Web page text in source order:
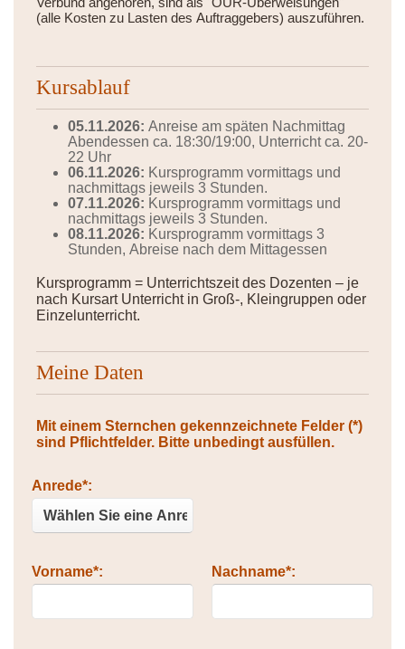
(alle Kosten zu Lasten des Auftraggebers) auszuführen.
Kursablauf
05.11.2026: Anreise am späten Nachmittag
Abendessen ca. 18:30/19:00, Unterricht ca. 20-
22 Uhr
06.11.2026: Kursprogramm vormittags und
nachmittags jeweils 3 Stunden.
07.11.2026: Kursprogramm vormittags und
nachmittags jeweils 3 Stunden.
08.11.2026: Kursprogramm vormittags 3
Stunden, Abreise nach dem Mittagessen
Kursprogramm = Unterrichtszeit des Dozenten – je
nach Kursart Unterricht in Groß-, Kleingruppen oder
Einzelunterricht.
Meine Daten
Mit einem Sternchen gekennzeichnete Felder (*)
sind Pflichtfelder. Bitte unbedingt ausfüllen.
Anrede*:
Vorname*: Nachname*: